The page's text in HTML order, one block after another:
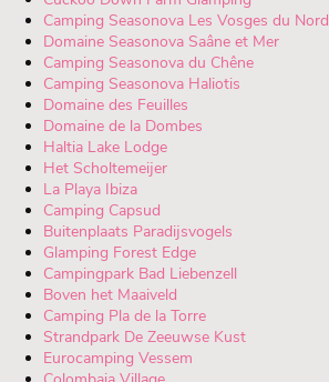
Camping Seasonova Les Vosges du Nord
Domaine Seasonova Saâne et Mer
Camping Seasonova du Chêne
Camping Seasonova Haliotis
Domaine des Feuilles
Domaine de la Dombes
Haltia Lake Lodge
Het Scholtemeijer
La Playa Ibiza
Camping Capsud
Buitenplaats Paradijsvogels
Glamping Forest Edge
Campingpark Bad Liebenzell
Boven het Maaiveld
Camping Pla de la Torre
Strandpark De Zeeuwse Kust
Eurocamping Vessem